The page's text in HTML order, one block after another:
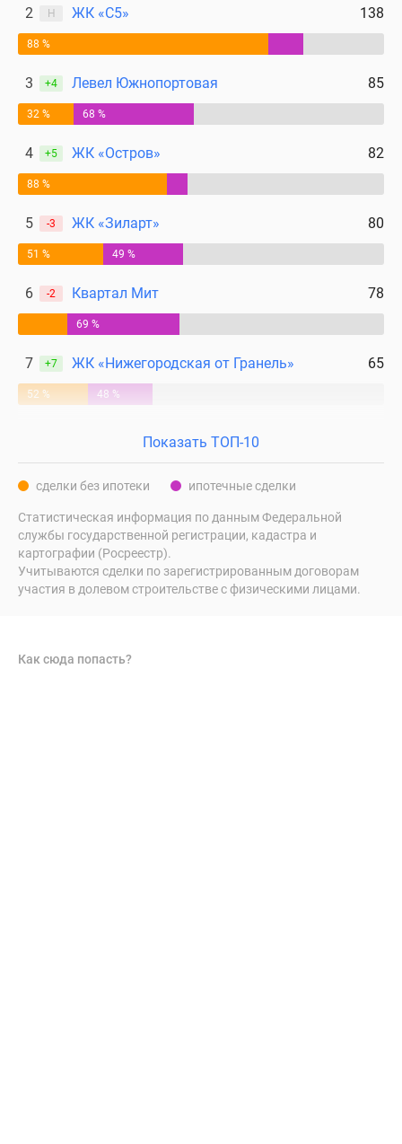
2 Н ЖК «С5» 138
88 %
3 +4 Левел Южнопортовая 85
32 % 68 %
4 +5 ЖК «Остров» 82
88 %
5 -3 ЖК «Зиларт» 80
51 % 49 %
6 -2 Квартал Мит 78
69 %
7 +7 ЖК «Нижегородская от Гранель» 65
52 % 48 %
Показать ТОП-10
сделки без ипотеки ипотечные сделки
Статистическая информация по данным Федеральной
службы государственной регистрации, кадастра и
картографии (Росреестр).
Учитываются сделки по зарегистрированным договорам
участия в долевом строительстве с физическими лицами.
Как сюда попасть?